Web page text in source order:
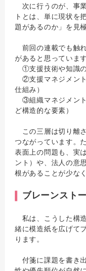
次に行うのが、事
トとは、単に現状を
題があるのか」を見
前回の連載でも触
があると思っています
①支援技術や知識の
②支援マネジメント
仕組み）
③組織マネジメント
ど構造的な要素）
この三層は切り離
つながっています。
表面上の問題も、実
ント）や、法人の意
根があることが少な
ブレーンスト
私は、こうした構
緒に模造紙を広げて
ります。
付箋に課題を書き